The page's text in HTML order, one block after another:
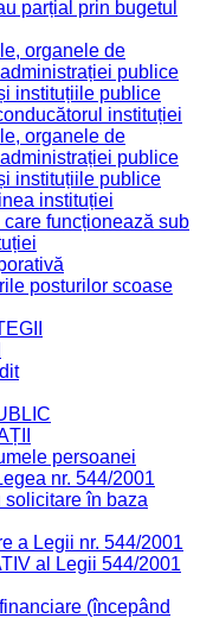
parțial prin bugetul
organele de
publice
instituțiile publice
instituției
organele de
publice
instituțiile publice
instituției
funcționează sub
posturilor scoase
persoanei
nr. 544/2001
solicitare în baza
a Legii nr. 544/2001
al Legii 544/2001
(începând